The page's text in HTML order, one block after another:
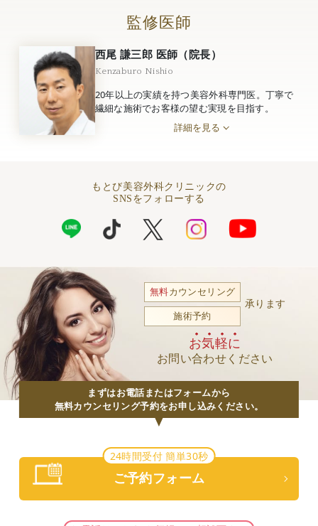
監修医師
西尾 謙三郎 医師（院長）
Kenzaburo Nishio
20年以上の実績を持つ美容外科専門医。丁寧で
繊細な施術でお客様の望む実現を目指す。
詳細を見る
もとび美容外科クリニックの
SNSをフォローする
無料カウンセリング
施術予約
承ります
お気軽に
お問い合わせください
まずはお電話またはフォームから
無料カウンセリング予約をお申し込みください。
24時間受付 簡単30秒
ご予約フォーム